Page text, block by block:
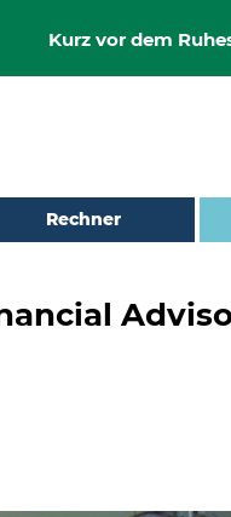
Kurz vor dem
Rechner